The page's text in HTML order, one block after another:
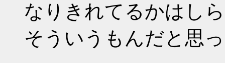
なりきれてるかはし
そういうもんだと思